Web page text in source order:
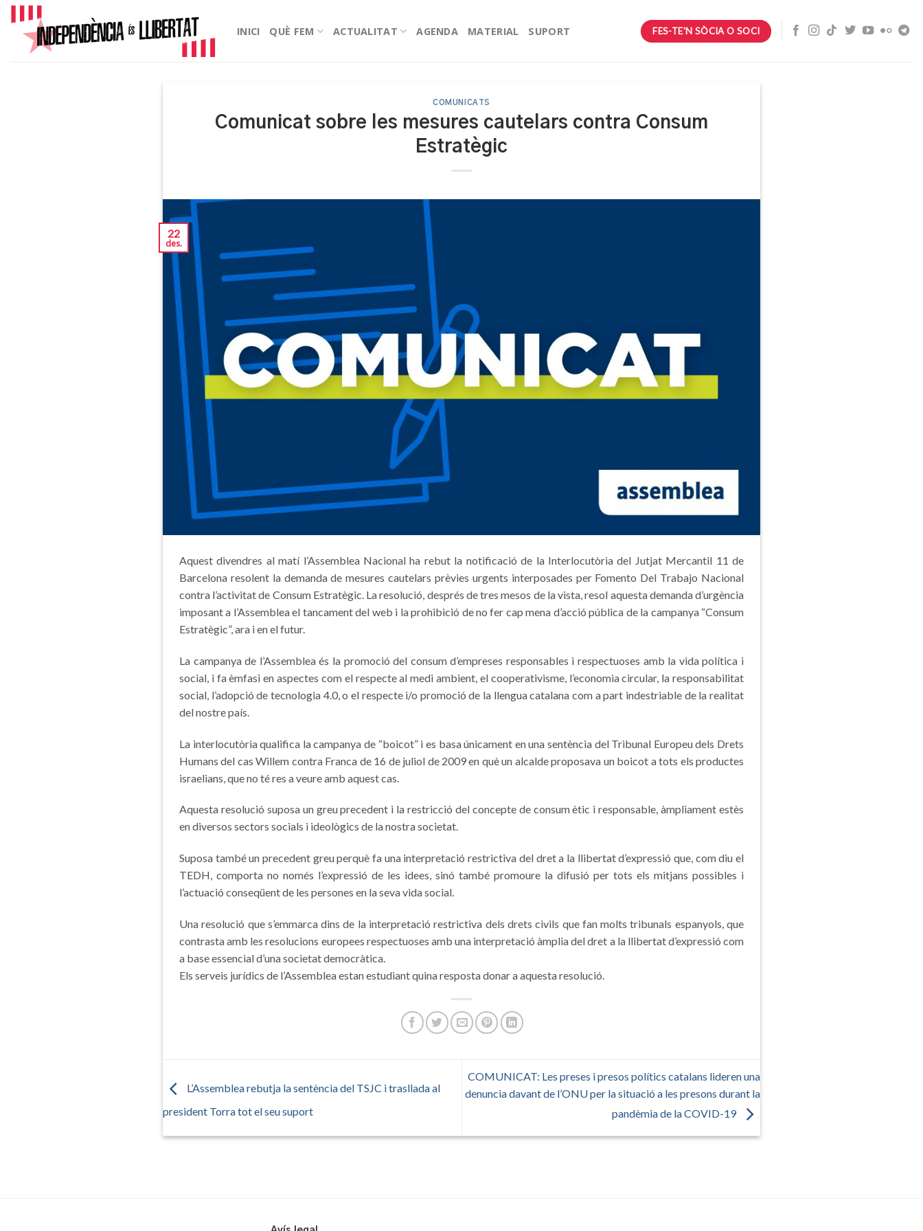
Skip
content
INICI QUÈ FEM ACTUALITAT AGENDA MATERIAL SUPORT FES-TE'N SÒCIA O SOCI
COMUNICATS
Comunicat sobre les mesures cautelars contra Consum
Estratègic
22
des.
Aquest divendres al matí l’Assemblea Nacional ha rebut la notificació de la Interlocutòria del Jutjat Mercantil 11 de
Barcelona resolent la demanda de mesures cautelars prèvies urgents interposades per Fomento Del Trabajo Nacional
contra l’activitat de Consum Estratègic. La resolució, després de tres mesos de la vista, resol aquesta demanda d’urgència
imposant a l’Assemblea el tancament del web i la prohibició de no fer cap mena d’acció pública de la campanya “Consum
Estratègic”, ara i en el futur.
La campanya de l’Assemblea és la promoció del consum d’empreses responsables i respectuoses amb la vida política i
social, i fa èmfasi en aspectes com el respecte al medi ambient, el cooperativisme, l’economia circular, la responsabilitat
social, l’adopció de tecnologia 4.0, o el respecte i/o promoció de la llengua catalana com a part indestriable de la realitat
del nostre país.
La interlocutòria qualifica la campanya de “boicot” i es basa únicament en una sentència del Tribunal Europeu dels Drets
Humans del cas Willem contra Franca de 16 de juliol de 2009 en què un alcalde proposava un boicot a tots els productes
israelians, que no té res a veure amb aquest cas.
Aquesta resolució suposa un greu precedent i la restricció del concepte de consum ètic i responsable, àmpliament estès
en diversos sectors socials i ideològics de la nostra societat.
Suposa també un precedent greu perquè fa una interpretació restrictiva del dret a la llibertat d’expressió que, com diu el
TEDH, comporta no només l’expressió de les idees, sinó també promoure la difusió per tots els mitjans possibles i
l’actuació conseqüent de les persones en la seva vida social.
Una resolució que s’emmarca dins de la interpretació restrictiva dels drets civils que fan molts tribunals espanyols, que
contrasta amb les resolucions europees respectuoses amb una interpretació àmplia del dret a la llibertat d’expressió com
a base essencial d’una societat democràtica.
Els serveis jurídics de l’Assemblea estan estudiant quina resposta donar a aquesta resolució.
L’Assemblea rebutja la sentència del TSJC i trasllada al
president Torra tot el seu suport
COMUNICAT: Les preses i presos polítics catalans lideren una
denuncia davant de l’ONU per la situació a les presons durant la
pandèmia de la COVID-19